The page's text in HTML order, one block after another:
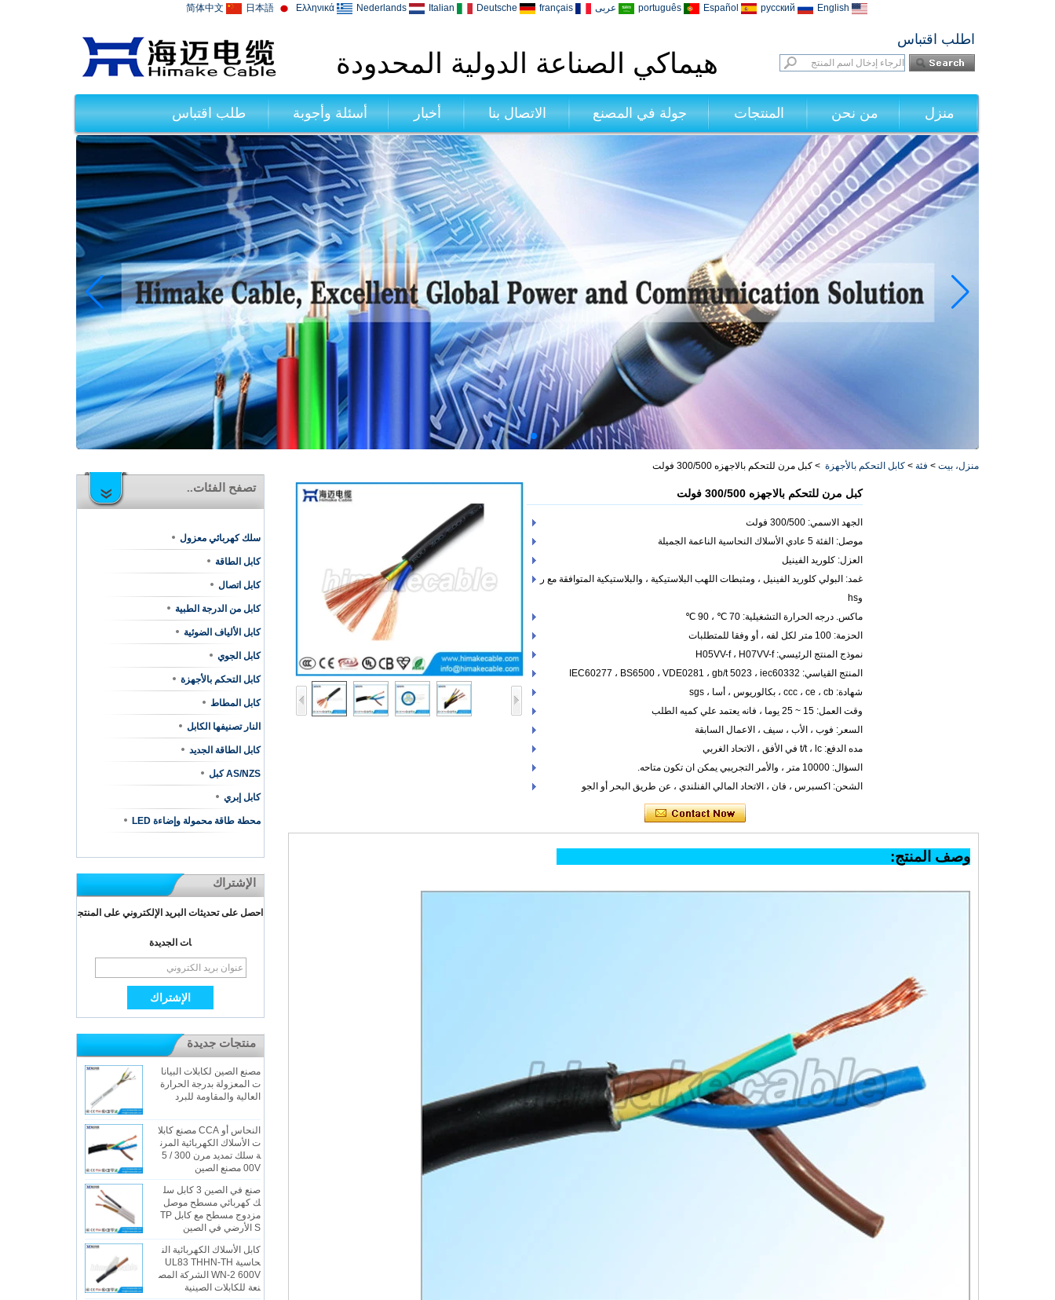
English
русский
Español
português عربى français
Deutsche
Italian
Nederlands
Ελληνικά
日本語
简体中文
هيماكي الصناعة الدولية المحدودة
اطلب اقتباس
منزل من نحن المنتجات جولة في المصنع الاتصال بنا أخبار أسئلة وأجوبة طلب اقتباس
منزل، بيت > فئة > كابل التحكم بالأجهزة > كبل مرن للتحكم بالاجهزه 300/500 فولت
تصفح الفئات..
سلك كهربائي معزول
كابل الطاقة
كابل اتصال
كابل من الدرجة الطبية
كابل الألياف الضوئية
كابل الجوي
كابل التحكم بالأجهزة
كابل المطاط
النار تصنيفها الكابل
كابل الطاقة الجديد
AS/NZS كبل
كابل إبري
محطة طاقة محمولة وإضاءة LED
الإشتراك
احصل على تحديثات البريد الإلكتروني على المنتج
ات الجديدة
منتجات جديدة
مصنع الصين لكابلات البيانا
ت المعزولة بدرجة الحرارة
العالية والمقاومة للبرد
النحاس أو CCA مصنع كابلا
ت الأسلاك الكهربائية المرن
ة سلك تمديد مرن 300 / 5
00V مصنع الصين
صنع في الصين 3 كابل سل
ك كهربائي مسطح موصل
مزدوج مسطح مع كابل TP
S الأرضي في الصين
كابل الأسلاك الكهربائية الن
حاسية UL83 THHN-TH
WN-2 600V الشركة المص
نعة للكابلات الصينية
كبل مرن للتحكم بالاجهزه 300/500 فولت
الجهد الاسمي: 300/500 فولت
موصل: الفئة 5 عادي الأسلاك النحاسية الناعمة الجميلة
العزل: كلوريد الفينيل
غمد: البولي كلوريد الفينيل ، ومثبطات اللهب البلاستيكية ، والبلاستيكية المتوافقة مع ر
وhs
ماكس. درجه الحرارة التشغيلية: 70 ℃ ، 90 ℃
الحزمة: 100 متر لكل لفه ، أو وفقا للمتطلبات
نموذج المنتج الرئيسي: H05VV-f ، H07VV-f
المنتج القياسي: IEC60277 ، BS6500 ، VDE0281 ، gb/t 5023 ، iec60332
شهادة: ccc ، ce ، cb ، بكالوريوس ، أسا ، sgs
وقت العمل: 15 ~ 25 يوما ، فانه يعتمد علي كميه الطلب
السعر: فوب ، الأب ، سيف ، الاعمال السابقة
مده الدفع: t/t ، lc في الأفق ، الاتحاد الغربي
السؤال: 10000 متر ، والأمر التجريبي يمكن ان تكون متاحه.
الشحن: اكسبرس ، فان ، الاتحاد المالي الفنلندي ، عن طريق البحر أو الجو
وصف المنتج: